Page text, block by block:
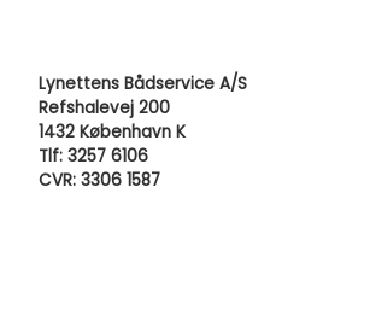
Lynettens Bådservice A/S
Refshalevej 200
1432 København K
Tlf: 3257 6106
CVR: 3306 1587